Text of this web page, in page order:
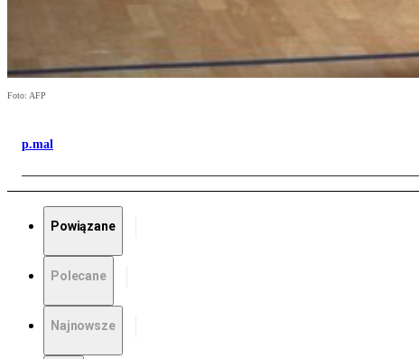
Foto: AFP
p.mal
Powiązane
Polecane
Najnowsze